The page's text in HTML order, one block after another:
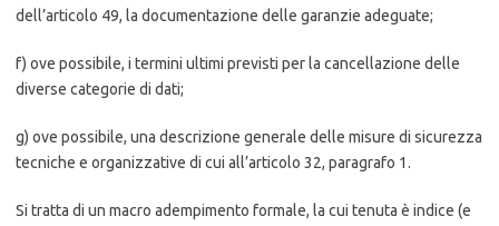
dell’articolo 49, la documentazione delle garanzie adeguate;
f) ove possibile, i termini ultimi previsti per la cancellazione delle
diverse categorie di dati;
g) ove possibile, una descrizione generale delle misure di sicurezza
tecniche e organizzative di cui all’articolo 32, paragrafo 1.
Si tratta di un macro adempimento formale, la cui tenuta è indice (e